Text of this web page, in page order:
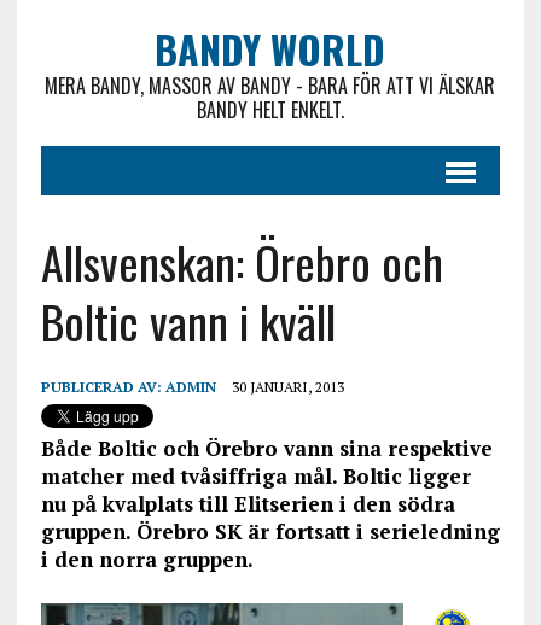
BANDY WORLD
MERA BANDY, MASSOR AV BANDY - BARA FÖR ATT VI ÄLSKAR
BANDY HELT ENKELT.
Allsvenskan: Örebro och
Boltic vann i kväll
PUBLICERAD AV: ADMIN 30 JANUARI, 2013
Både Boltic och Örebro vann sina respektive
matcher med tvåsiffriga mål. Boltic ligger
nu på kvalplats till Elitserien i den södra
gruppen. Örebro SK är fortsatt i serieledning
i den norra gruppen.